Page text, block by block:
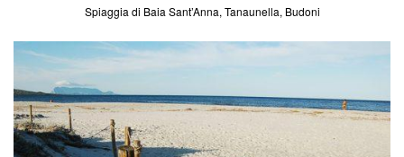
Spiaggia di Baia Sant’Anna, Tanaunella, Budoni